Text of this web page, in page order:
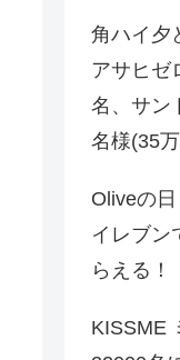
角ハイ夕
アサヒゼ
名、サン
名様(35
Oliveの
イレブン
らえる！
KISSME